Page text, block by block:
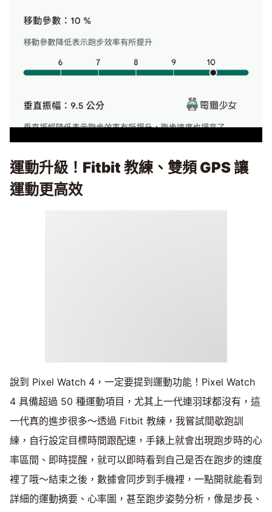
運動升級！Fitbit 教練、雙頻 GPS 讓
運動更高效
說到 Pixel Watch 4，一定要提到運動功能！Pixel Watch
4 具備超過 50 種運動項目，尤其上一代連羽球都沒有，這
一代真的進步很多～透過 Fitbit 教練，我嘗試間歇跑訓
練，自行設定目標時間跟配速，手錶上就會出現跑步時的心
率區間、即時提醒，就可以即時看到自己是否在跑步的速度
裡了哦～結束之後，數據會同步到手機裡，一點開就能看到
詳細的運動摘要、心率圖，甚至跑步姿勢分析，像是步長、